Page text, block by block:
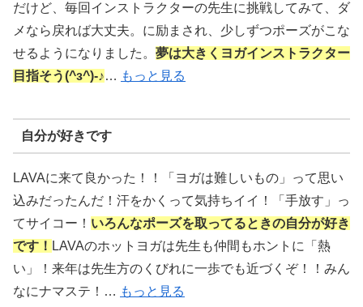
だけど、毎回インストラクターの先生に挑戦してみて、ダ
メなら戻れば大丈夫。に励まされ、少しずつポーズがこな
せるようになりました。 夢は大きくヨガインストラクター
目指そう(^з^)-♪… もっと見る
自分が好きです
LAVAに来て良かった！！「ヨガは難しいもの」って思い
込みだったんだ！汗をかくって気持ちイイ！「手放す」っ
てサイコー！ いろんなポーズを取ってるときの自分が好き
です！ LAVAのホットヨガは先生も仲間もホントに「熱
い」！来年は先生方のくびれに一歩でも近づくぞ！！みん
なにナマステ！… もっと見る